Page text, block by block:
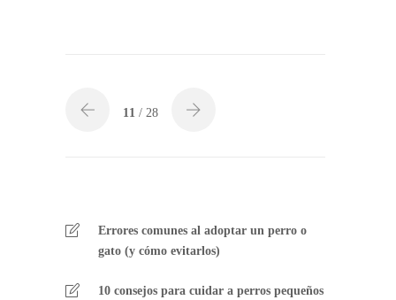
11 / 28
Errores comunes al adoptar un perro o
gato (y cómo evitarlos)
10 consejos para cuidar a perros pequeños